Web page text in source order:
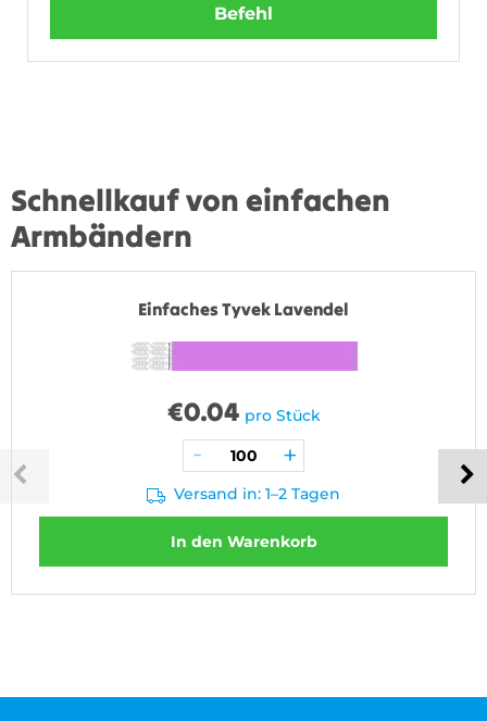
Befehl
Schnellkauf von einfachen
Armbändern
Einfaches Tyvek Lavendel
€0.04 pro Stück
Versand in: 1–2 Tagen
In den Warenkorb